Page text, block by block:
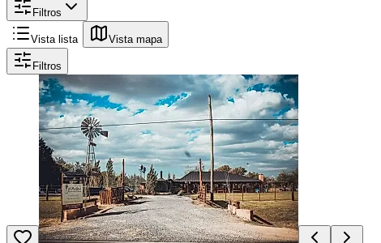
Filtros
Vista lista Vista mapa
Filtros